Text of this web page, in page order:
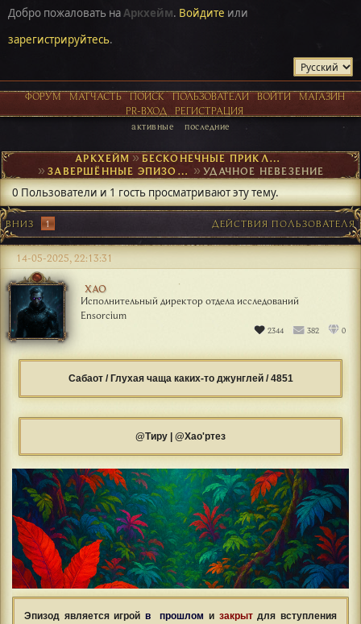
Добро пожаловать наАркхейм. Войдите или
зарегистрируйтесь.
ФОРУМ МАТЧАСТЬ ПОИСК ПОЛЬЗОВАТЕЛИ ВОЙТИ
МАГАЗИН
PR-ВХОД
РЕГИСТРАЦИЯ
активные последние
АРКХЕЙМ► БЕСКОНЕЧНЫЕ ПРИКЛЮЧЕНИЯ
► ЗАВЕРШЁННЫЕ ЭПИЗОДЫ ►УДАЧНОЕ НЕВЕЗЕНИЕ
0 Пользователи и 1 гость просматривают эту тему.
ВНИЗ 1 ДЕЙСТВИЯ ПОЛЬЗОВАТЕЛЯ
ХАО
Исполнительный директор отдела исследований
Ensorcium
2344 382 0
14-05-2025, 22:13:31
Сабаот / Глухая чаща каких-то джунглей / 4851
@Тиру | @Хао'ртез
Эпизод является игрой в прошлом и закрытдля вступления